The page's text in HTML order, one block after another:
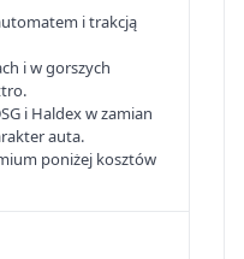
i trakcją
i w gorszych
i Haldex w zamian
auta.
poniżej kosztów